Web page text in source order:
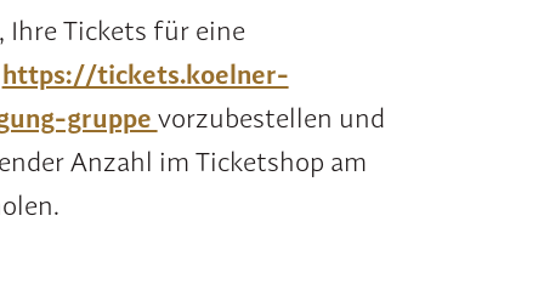
Tickets für eine
https://tickets.koelner-
gruppe vorzubestellen und
Anzahl im Ticketshop am